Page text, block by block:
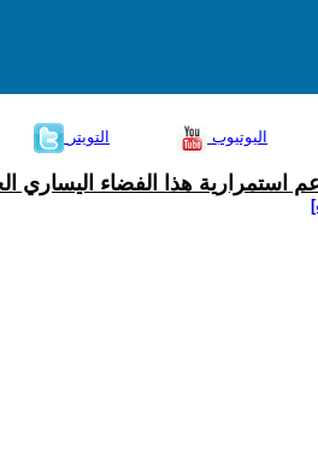
التويتر اليوتيوب
استمرارية هذا الفضاء اليساري